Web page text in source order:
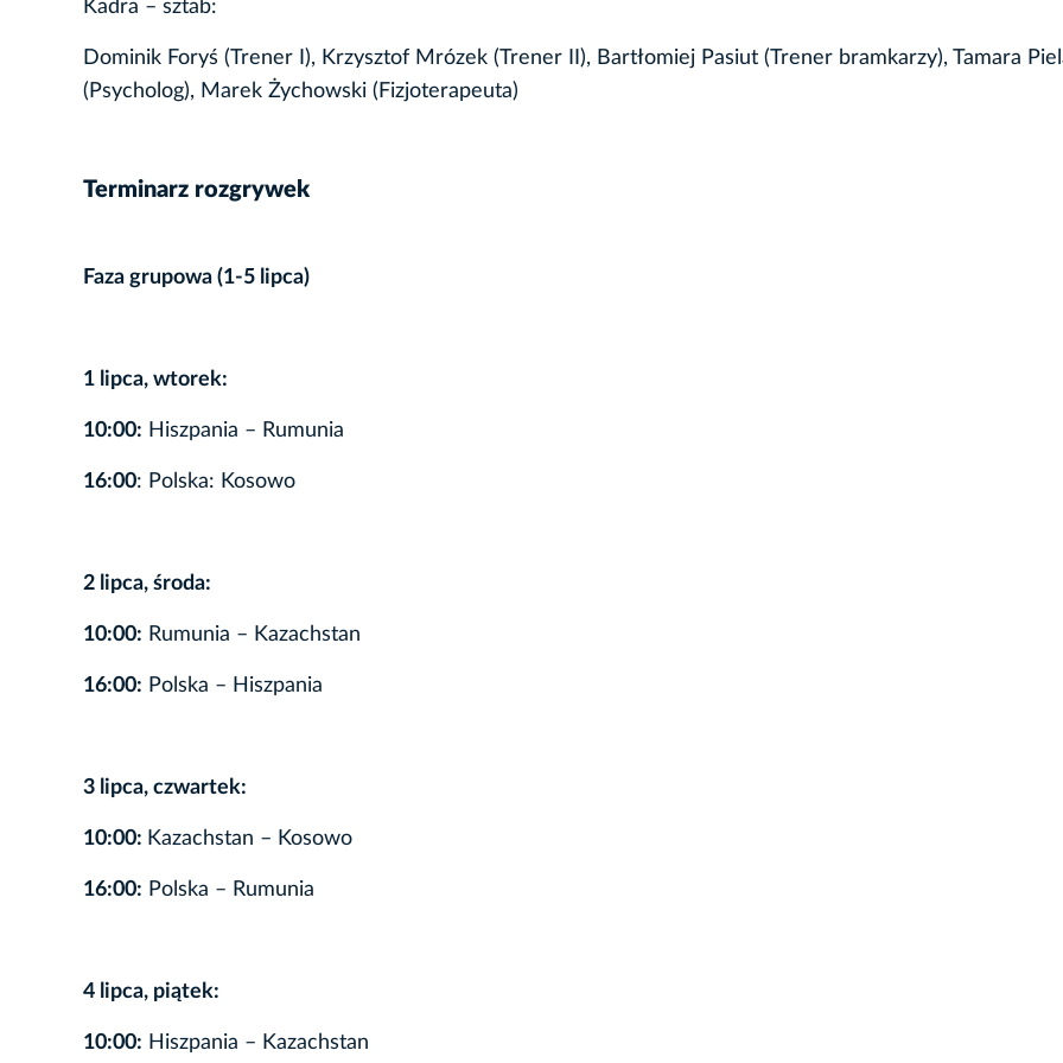
Kadra – sztab:
Dominik Foryś (Trener I), Krzysztof Mrózek (Trener II), Bartłomiej Pasiut (Trener bramkarzy), Tamara
(Psycholog), Marek Żychowski (Fizjoterapeuta)
Terminarz rozgrywek
Faza grupowa (1-5 lipca)
1 lipca, wtorek:
10:00: Hiszpania – Rumunia
16:00: Polska: Kosowo
2 lipca, środa:
10:00: Rumunia – Kazachstan
16:00: Polska – Hiszpania
3 lipca, czwartek:
10:00: Kazachstan – Kosowo
16:00: Polska – Rumunia
4 lipca, piątek:
10:00: Hiszpania – Kazachstan